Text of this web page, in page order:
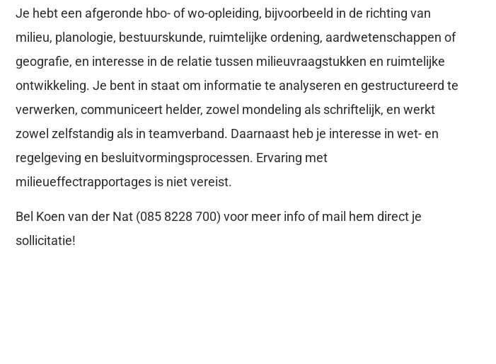
Je hebt een afgeronde hbo- of wo‑opleiding, bijvoorbeeld in de richting van
milieu, planologie, bestuurskunde, ruimtelijke ordening, aardwetenschappen of
geografie, en interesse in de relatie tussen milieuvraagstukken en ruimtelijke
ontwikkeling. Je bent in staat om informatie te analyseren en gestructureerd te
verwerken, communiceert helder, zowel mondeling als schriftelijk, en werkt
zowel zelfstandig als in teamverband. Daarnaast heb je interesse in wet- en
regelgeving en besluitvormingsprocessen. Ervaring met
milieueffectrapportages is niet vereist.
Bel Koen van der Nat (085 8228 700) voor meer info of mail hem direct je
sollicitatie!